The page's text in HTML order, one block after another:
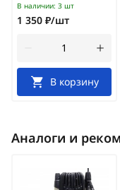
В наличии: 3 шт
1 350 ₽/шт
В корзину
Аналоги и